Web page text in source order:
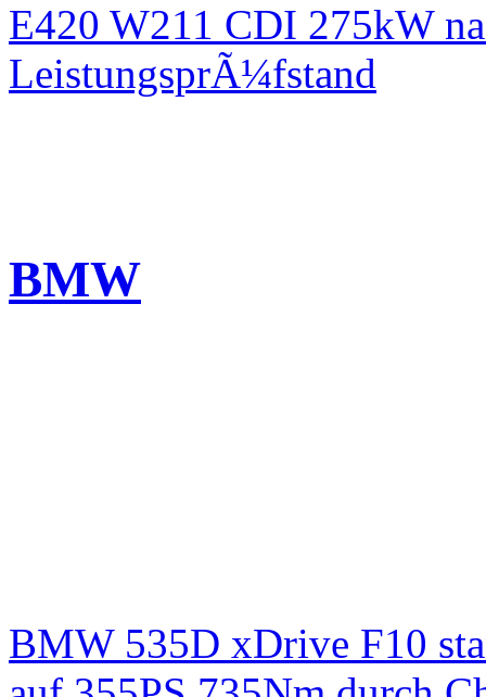
E420 W211 CDI 275kW
LeistungsprÃ¼fstand
BMW
BMW 535D xDrive F10